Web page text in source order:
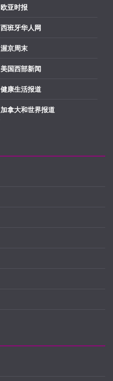
欧亚时报
西班牙华人网
渥京周末
美国西部新闻
健康生活报道
加拿大和世界报道